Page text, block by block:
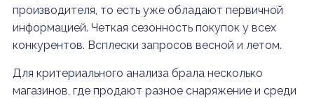
производителя, то есть уже обладают первичной
информацией. Четкая сезонность покупок у всех
конкурентов. Всплески запросов весной и летом.
Для критериального анализа брала несколько
магазинов, где продают разное снаряжение и среди